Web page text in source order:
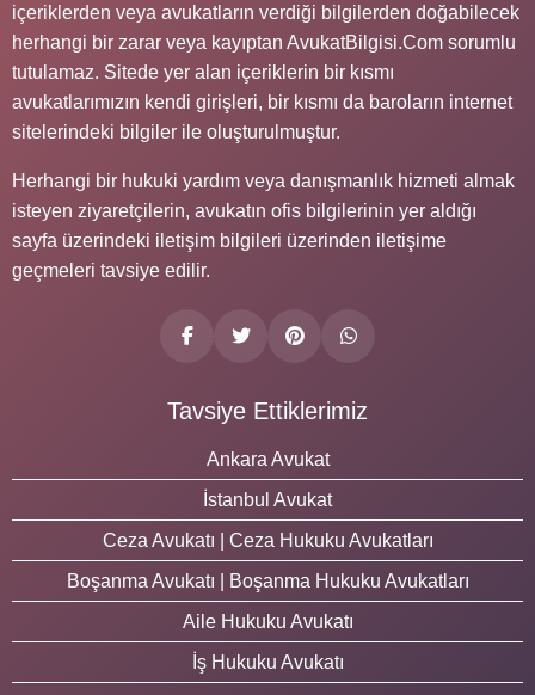
içeriklerden veya avukatların verdiği bilgilerden doğabilecek
herhangi bir zarar veya kayıptan AvukatBilgisi.Com sorumlu
tutulamaz. Sitede yer alan içeriklerin bir kısmı
avukatlarımızın kendi girişleri, bir kısmı da baroların internet
sitelerindeki bilgiler ile oluşturulmuştur.
Herhangi bir hukuki yardım veya danışmanlık hizmeti almak
isteyen ziyaretçilerin, avukatın ofis bilgilerinin yer aldığı
sayfa üzerindeki iletişim bilgileri üzerinden iletişime
geçmeleri tavsiye edilir.
Tavsiye Ettiklerimiz
Ankara Avukat
İstanbul Avukat
Ceza Avukatı | Ceza Hukuku Avukatları
Boşanma Avukatı | Boşanma Hukuku Avukatları
Aile Hukuku Avukatı
İş Hukuku Avukatı